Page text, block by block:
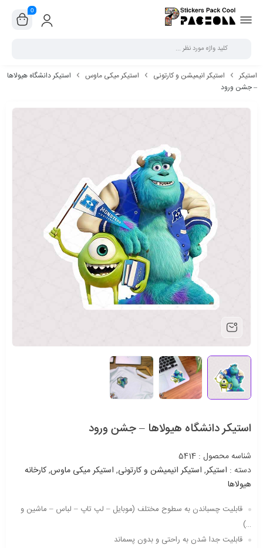
0
استیکر استیکر انیمیشن و کارتونی استیکر میکی ماوس
استیکر دانشگاه هیولاها
– جشن ورود
استیکر دانشگاه هیولاها – جشن ورود
شناسه محصول : 5414
دسته : استیکر, استیکر انیمیشن و کارتونی, استیکر میکی ماوس,کارخانه
هیولاها
قابلیت چسباندن به سطوح مختلف (موبایل – لپ تاپ – لباس – ماشین و
…)
قابلیت جدا شدن به راحتی و بدون پسماند